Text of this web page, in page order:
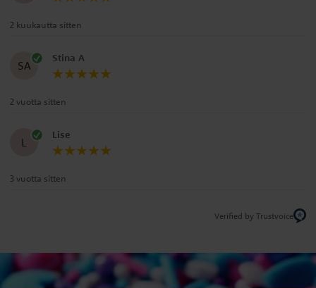
2 kuukautta sitten
SA
Stina A
2 vuotta sitten
L
Lise
3 vuotta sitten
Verified by Trustvoice